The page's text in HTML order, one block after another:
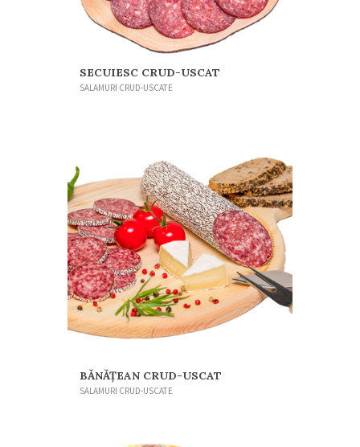
SECUIESC CRUD-USCAT
SALAMURI CRUD-USCATE
BĂNĂŢEAN CRUD-USCAT
SALAMURI CRUD-USCATE